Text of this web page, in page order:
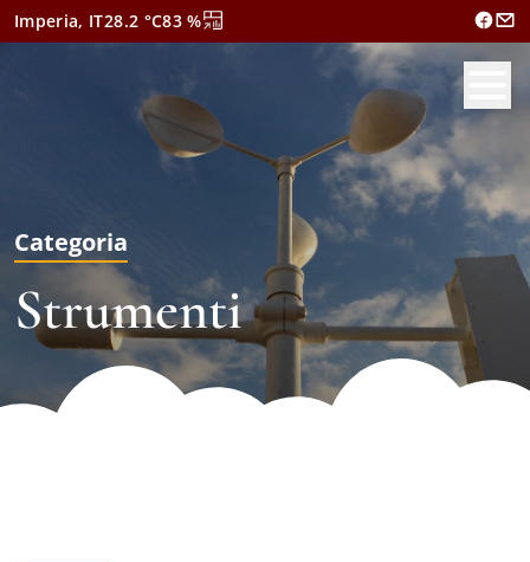
Imperia, IT28.2 °C83 %
Categoria
Strumenti